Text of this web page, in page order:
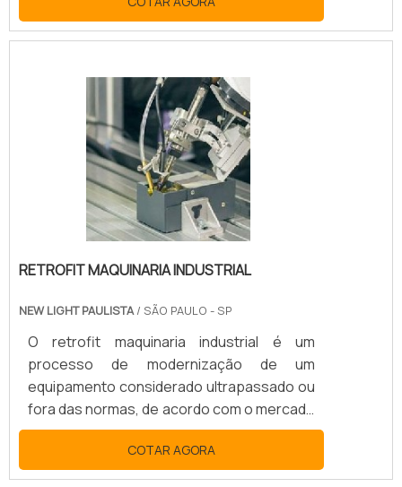
instalados, testados, operados e mantidos
de acordo com as necessidades e
comissionamento pode ser aplicado tanto
a novos empreendimentos quanto a
unidades e sistemas existentes em
processo de expansão, modernização ou
ajuste.MAIS INFORMAÇÕES SOBRE O
SERVIÇOO objetivo central do comiss.
RETROFIT MAQUINARIA INDUSTRIAL
NEW LIGHT PAULISTA/ SÃO PAULO - SP
O retrofit maquinaria industrial é um
processo de modernização de um
equipamento considerado ultrapassado ou
fora das normas, de acordo com o mercado
a qual ele responde. SAIBA SOBRE A
OTIMIZAÇÃO DE PROCESSOS E
RENDIMENTOSO recurso é geralmente
COTAR AGORA